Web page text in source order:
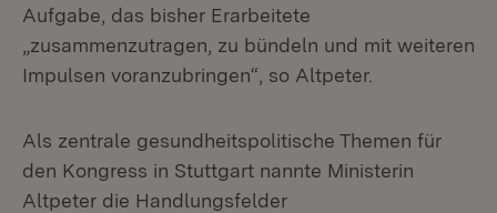
Aufgabe, das bisher Erarbeitete
„zusammenzutragen, zu bündeln und mit weiteren
Impulsen voranzubringen“, so Altpeter.
Als zentrale gesundheitspolitische Themen für
den Kongress in Stuttgart nannte Ministerin
Altpeter die Handlungsfelder